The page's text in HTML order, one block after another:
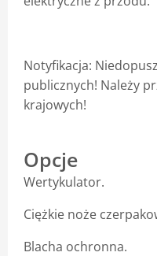
Notyfikacja:
publicznych! Należy
krajowych!
Opcje
Wertykulator.
Ciężkie noże
Blacha ochronna.